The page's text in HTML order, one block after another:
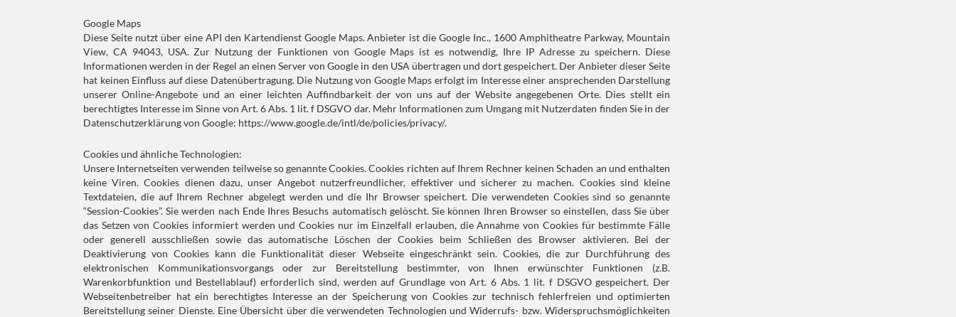
Google Maps
Diese Seite nutzt über eine API den Kartendienst Google Maps. Anbieter ist die Google Inc., 1600 Amphitheatre Parkway, Mountain
View, CA 94043, USA. Zur Nutzung der Funktionen von Google Maps ist es notwendig, Ihre IP Adresse zu speichern. Diese
Informationen werden in der Regel an einen Server von Google in den USA übertragen und dort gespeichert. Der Anbieter dieser Seite
hat keinen Einfluss auf diese Datenübertragung. Die Nutzung von Google Maps erfolgt im Interesse einer ansprechenden Darstellung
unserer Online-Angebote und an einer leichten Auffindbarkeit der von uns auf der Website angegebenen Orte. Dies stellt ein
berechtigtes Interesse im Sinne von Art. 6 Abs. 1 lit. f DSGVO dar. Mehr Informationen zum Umgang mit Nutzerdaten finden Sie in der
Datenschutzerklärung von Google: https://www.google.de/intl/de/policies/privacy/.
Cookies und ähnliche Technologien:
Unsere Internetseiten verwenden teilweise so genannte Cookies. Cookies richten auf Ihrem Rechner keinen Schaden an und enthalten
keine Viren. Cookies dienen dazu, unser Angebot nutzerfreundlicher, effektiver und sicherer zu machen. Cookies sind kleine
Textdateien, die auf Ihrem Rechner abgelegt werden und die Ihr Browser speichert. Die verwendeten Cookies sind so genannte
“Session-Cookies”. Sie werden nach Ende Ihres Besuchs automatisch gelöscht. Sie können Ihren Browser so einstellen, dass Sie über
das Setzen von Cookies informiert werden und Cookies nur im Einzelfall erlauben, die Annahme von Cookies für bestimmte Fälle
oder generell ausschließen sowie das automatische Löschen der Cookies beim Schließen des Browser aktivieren. Bei der
Deaktivierung von Cookies kann die Funktionalität dieser Webseite eingeschränkt sein. Cookies, die zur Durchführung des
elektronischen Kommunikationsvorgangs oder zur Bereitstellung bestimmter, von Ihnen erwünschter Funktionen (z.B.
Warenkorbfunktion und Bestellablauf) erforderlich sind, werden auf Grundlage von Art. 6 Abs. 1 lit. f DSGVO gespeichert. Der
Webseitenbetreiber hat ein berechtigtes Interesse an der Speicherung von Cookies zur technisch fehlerfreien und optimierten
Bereitstellung seiner Dienste. Eine Übersicht über die verwendeten Technologien und Widerrufs- bzw. Widerspruchsmöglichkeiten